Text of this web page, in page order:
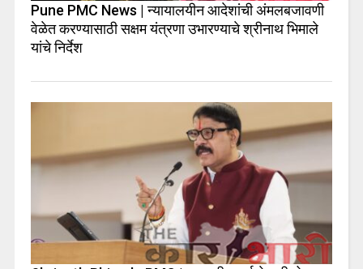
Pune PMC News | न्यायालयीन आदेशांची अंमलबजावणी
वेळेत करण्यासाठी सक्षम यंत्रणा उभारण्याचे श्रीनाथ भिमाले
यांचे निर्देश